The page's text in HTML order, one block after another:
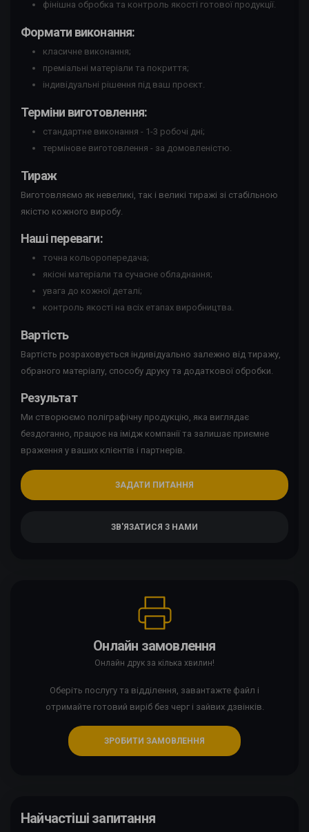
фінішна обробка та контроль якості готової продукції.
Формати виконання:
класичне виконання;
преміальні матеріали та покриття;
індивідуальні рішення під ваш проєкт.
Терміни виготовлення:
стандартне виконання - 1-3 робочі дні;
термінове виготовлення - за домовленістю.
Тираж
Виготовляємо як невеликі, так і великі тиражі зі стабільною
якістю кожного виробу.
Наші переваги:
точна кольоропередача;
якісні матеріали та сучасне обладнання;
увага до кожної деталі;
контроль якості на всіх етапах виробництва.
Вартість
Вартість розраховується індивідуально залежно від тиражу,
обраного матеріалу, способу друку та додаткової обробки.
Результат
Ми створюємо поліграфічну продукцію, яка виглядає
бездоганно, працює на імідж компанії та залишає приємне
враження у ваших клієнтів і партнерів.
ЗАДАТИ ПИТАННЯ
ЗВ'ЯЗАТИСЯ З НАМИ
Онлайн замовлення
Онлайн друк за кілька хвилин!
Оберіть послугу та відділення, завантажте файл і
отримайте готовий виріб без черг і зайвих дзвінків.
ЗРОБИТИ ЗАМОВЛЕННЯ
Найчастіші запитання